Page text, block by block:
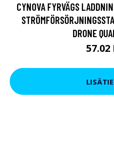
CYNOVA FYRVÄGS
DRONE
57.02